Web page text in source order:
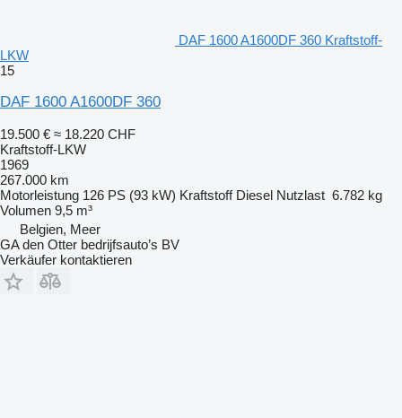
DAF 1600 A1600DF 360 Kraftstoff-
LKW
15
DAF 1600 A1600DF 360
19.500 € ≈ 18.220 CHF
Kraftstoff-LKW
1969
267.000 km
Motorleistung 126 PS (93 kW) Kraftstoff Diesel Nutzlast 6.782 kg
Volumen 9,5 m³
Belgien, Meer
GA den Otter bedrijfsauto’s BV
Verkäufer kontaktieren